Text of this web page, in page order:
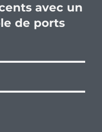
avec un
de ports